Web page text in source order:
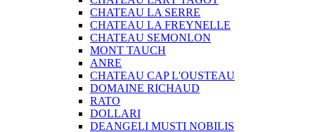
CHATEAU LA SERRE
CHATEAU LA FREYNELLE
CHATEAU SEMONLON
MONT TAUCH
ANRE
CHATEAU CAP L'OUSTEAU
DOMAINE RICHAUD
RATO
DOLLARI
DEANGELI MUSTI NOBILIS